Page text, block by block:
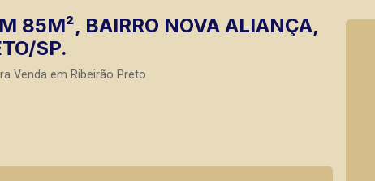
85M², BAIRRO NOVA ALIANÇA,
SP.
Venda em Ribeirão Preto